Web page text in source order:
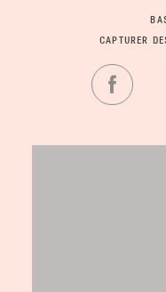
CAPTURER